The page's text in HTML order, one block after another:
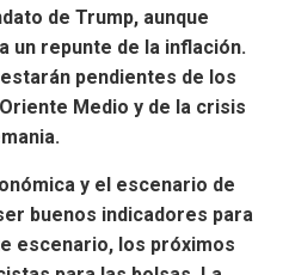
de Trump, aunque
un repunte de la inflación.
pendientes de los
Medio y de la crisis
y el escenario de
buenos indicadores para
escenario, los próximos